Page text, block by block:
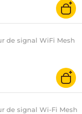
de signal WiFi Mesh
de signal Wi-Fi Mesh